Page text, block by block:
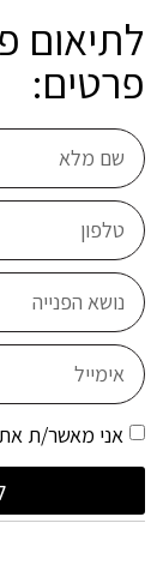
לתיאום
פרטים:
אני מאשר/ת את